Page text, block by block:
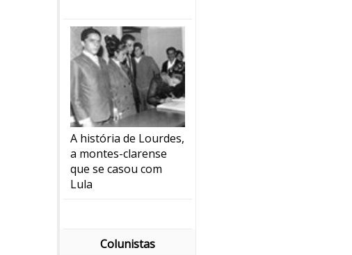
A história de Lourdes,
a montes-clarense
que se casou com
Lula
Colunistas